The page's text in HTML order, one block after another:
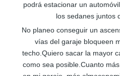
podrá estacionar un
los sedanes juntos
No planeo conseguir un
vías del garaje bloqueen
techo.Quiero sacar la mayor
como sea posible.Cuanto